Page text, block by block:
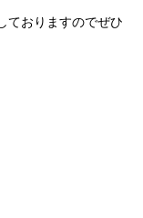
ておりますのでぜひ